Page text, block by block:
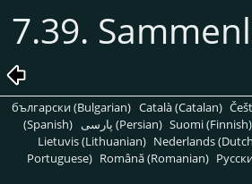
7.39.
български (Bulgarian) Català (Catalan)
(Spanish)
پارسی (Persian) Suomi (Finnish)
Lietuvis (Lithuanian) Nederlands
Portuguese) Română (Romanian)